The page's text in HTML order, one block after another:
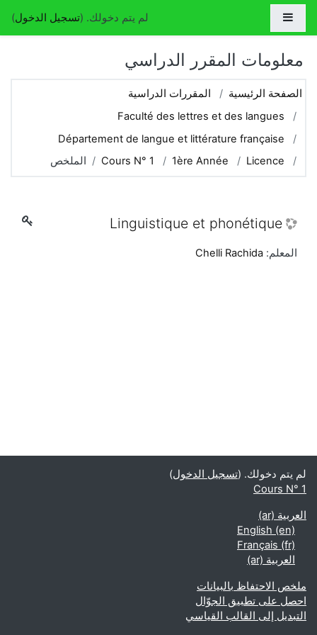
تجاوز إلى المحتوى الرئيسي
لم يتم دخولك. (تسجيل الدخول)
معلومات المقرر الدراسي
الصفحة الرئيسية
المقررات الدراسية
Faculté des lettres et des langues
Département de langue et littérature française
Licence
1ère Année
Cours N° 1 الملخص
Linguistique et phonétique
المعلم: Chelli Rachida
لم يتم دخولك. (تسجيل الدخول)
Cours N° 1
العربية ‎(ar)‎
English ‎(en)‎
Français ‎(fr)‎
العربية ‎(ar)‎
ملخص الاحتفاظ بالبيانات
احصل على تطبيق الجوّال
التبديل إلى القالب القياسي